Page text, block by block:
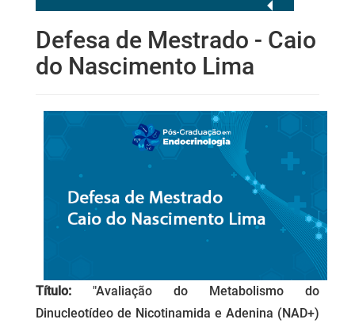
Defesa de Mestrado - Caio
do Nascimento Lima
Título: "Avaliação do Metabolismo do
Dinucleotídeo de Nicotinamida e Adenina (NAD+)